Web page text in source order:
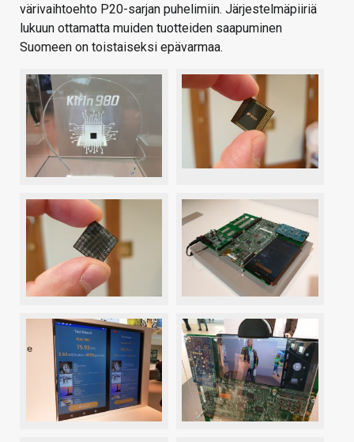
värivaihtoehto P20-sarjan puhelimiin. Järjestelmäpiiriä
lukuun ottamatta muiden tuotteiden saapuminen
Suomeen on toistaiseksi epävarmaa.